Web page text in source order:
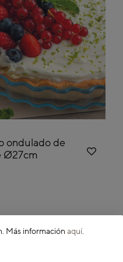
ondulado de
Ø27cm
Más información aquí.